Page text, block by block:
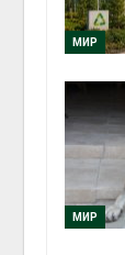
МИР
МИР